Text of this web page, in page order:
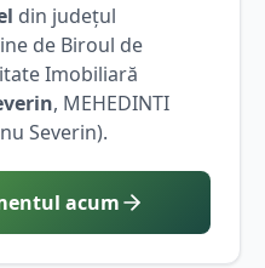
din județul
de Biroul de
Imobiliară
, MEHEDINTI
Severin).
acum